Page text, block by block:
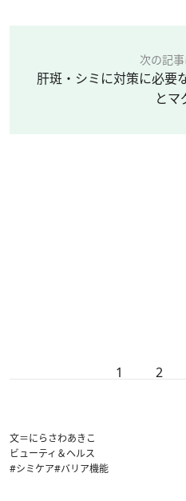
次の記事
肝斑・シミに対策に必要
とマ
1 2
文＝にらさわあきこ
ビューティ＆ヘルス
#シミケア#バリア機能